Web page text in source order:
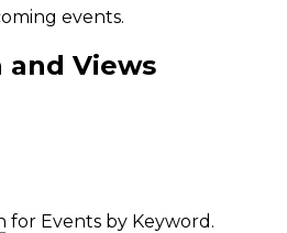
events.
and Views
for Events by Keyword.